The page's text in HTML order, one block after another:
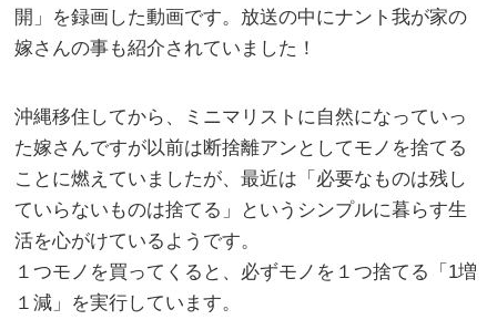
開」を録画した動画です。放送の中にナント我が家の
嫁さんの事も紹介されていました！
沖縄移住してから、ミニマリストに自然になっていっ
た嫁さんですが以前は断捨離アンとしてモノを捨てる
ことに燃えていましたが、最近は「必要なものは残し
ていらないものは捨てる」というシンプルに暮らす生
活を心がけているようです。
１つモノを買ってくると、必ずモノを１つ捨てる「1増
１減」を実行しています。